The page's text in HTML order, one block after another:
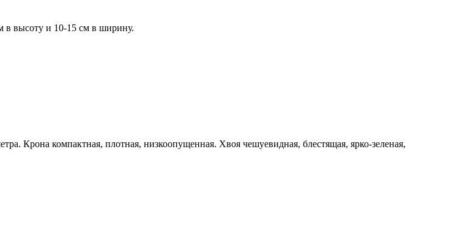
в высоту и 10-15 см в ширину.
Крона компактная, плотная, низкоопущенная. Хвоя чешуевидная, блестящая, ярко-зеленая,